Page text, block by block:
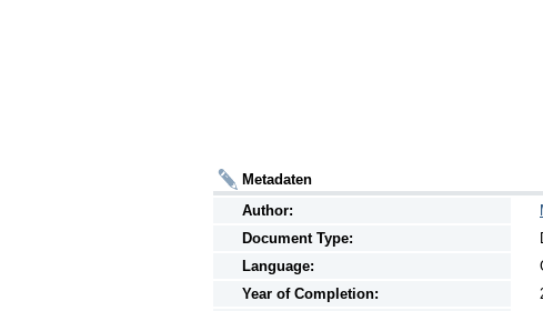
Metadaten
Author:
Document Type:
Language:
Year of Completion: